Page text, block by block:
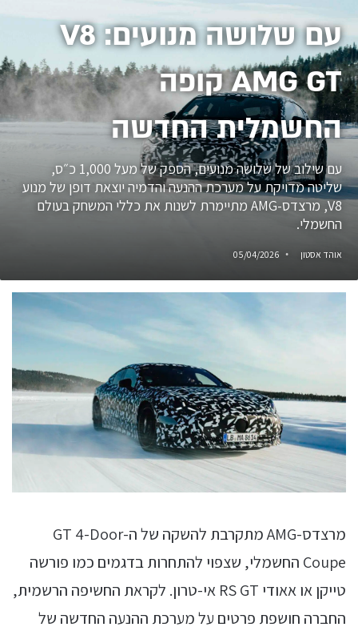
עם שלושה מנועים: V8
AMG GT קופה
החשמלית החדשה
עם שילוב של שלושה מנועים, הספק של מעל 1,000 כ״ס,
שליטה מדויקת על מערכת ההנעה והדמיה יוצאת דופן של מנוע
V8, מרצדס-AMG מתיימרת לשנות את כללי המשחק בעולם
החשמלי.
אוהד אסטון 05/04/2026
מרצדס-AMG מתקרבת להשקה של ה-GT 4-Door
Coupe החשמלי, שצפוי להתחרות בדגמים כמו פורשה
טייקן או אאודי RS GT אי-טרון. לקראת החשיפה הרשמית,
החברה חושפת פרטים על מערכת ההנעה החדשה של